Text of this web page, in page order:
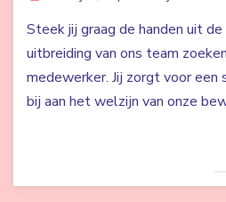
Steek jij graag de handen uit
uitbreiding van ons team
medewerker. Jij zorgt voor een
bij aan het welzijn van onze